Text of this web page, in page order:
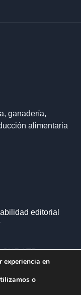
ganadería,
alimentaria
editorial
LTD ·
experiencia en
o